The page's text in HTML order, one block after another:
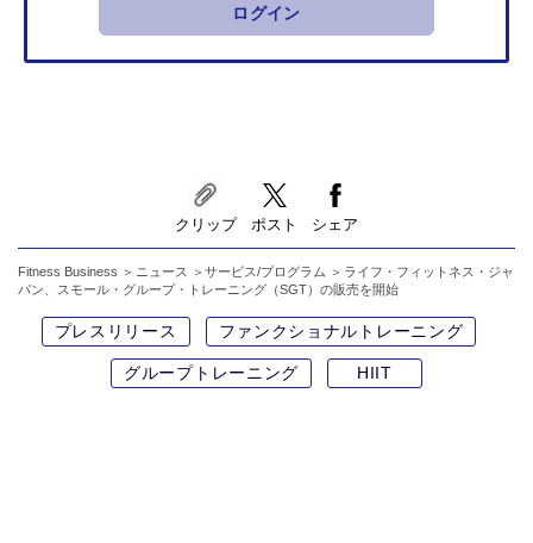
ログイン
クリップ ポスト シェア
Fitness Business ニュース サービス/プログラム
ライフ・フィットネス・ジャ
パン、スモール・グループ・トレーニング（SGT）の販売を開始
プレスリリース ファンクショナルトレーニング
グループトレーニング HIIT